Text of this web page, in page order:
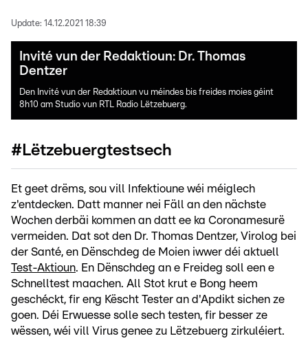
Update: 14.12.2021 18:39
Invité vun der Redaktioun: Dr. Thomas
Dentzer
Den Invité vun der Redaktioun vu méindes bis freides moies géint
8h10 am Studio vun RTL Radio Lëtzebuerg.
#Lëtzebuergtestsech
Et geet drëms, sou vill Infektioune wéi méiglech
z'entdecken. Datt manner nei Fäll an den nächste
Wochen derbäi kommen an datt ee ka Coronamesurë
vermeiden. Dat sot den Dr. Thomas Dentzer, Virolog bei
der Santé, en Dënschdeg de Moien iwwer déi aktuell
Test-Aktioun. En Dënschdeg an e Freideg soll een e
Schnelltest maachen. All Stot krut e Bong heem
geschéckt, fir eng Këscht Tester an d'Apdikt sichen ze
goen. Déi Erwuesse solle sech testen, fir besser ze
wëssen, wéi vill Virus genee zu Lëtzebuerg zirkuléiert.